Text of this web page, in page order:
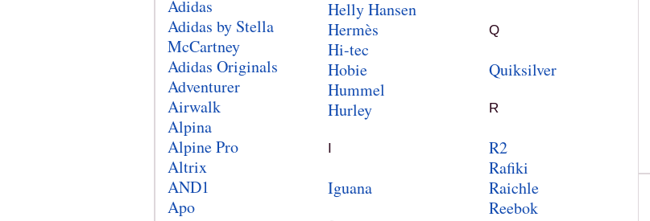
Adidas
Adidas by Stella
McCartney
Adidas Originals
Adventurer
Airwalk
Alpina
Alpine Pro
Altrix
AND1
Apo
Helly Hansen
Hermès
Hi-tec
Hobie
Hummel
Hurley
I
Iguana
Q
Quiksilver
R
R2
Rafiki
Raichle
Reebok